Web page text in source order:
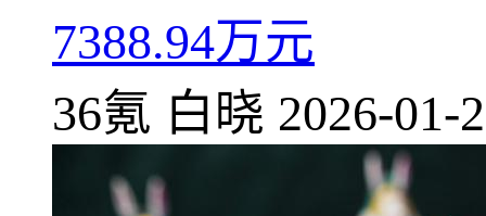
7388.94万元
36氪 白晓 2026-01-